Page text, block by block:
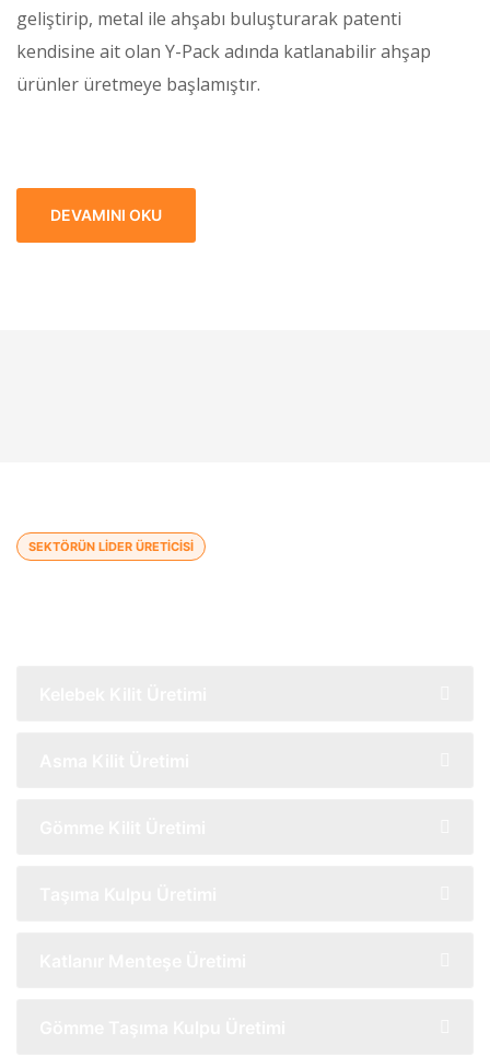
geliştirip, metal ile ahşabı buluşturarak patenti
kendisine ait olan Y-Pack adında katlanabilir ahşap
ürünler üretmeye başlamıştır.
DEVAMINI OKU
SEKTÖRÜN LIDER ÜRETICISI